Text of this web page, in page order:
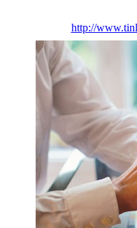
http://